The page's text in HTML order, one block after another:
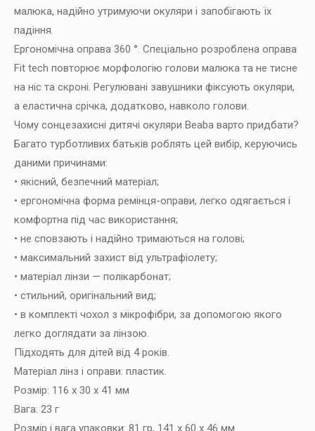
малюка, надійно утримуючи окуляри і запобігають їх
падіння.
Ергономічна оправа 360 °. Спеціально розроблена оправа
Fit tech повторює морфологію голови малюка та не тисне
на ніс та скроні. Регулювані завушники фіксують окуляри,
а еластична срічка, додатково, навколо голови.
Чому сонцезахисні дитячі окуляри Beaba варто придбати?
Багато турботливих батьків роблять цей вибір, керуючись
даними причинами:
• якісний, безпечний матеріал;
• ергономічна форма ремінця-оправи, легко одягається і
комфортна під час використання;
• не сповзають і надійно тримаються на голові;
• максимальний захист від ультрафіолету;
• матеріал лінзи — полікарбонат;
• стильний, оригінальний вид;
• в комплекті чохол з мікрофібри, за допомогою якого
легко доглядати за лінзою.
Підходять для дітей від 4 років.
Матеріал лінз і оправи: пластик.
Розмір: 116 х 30 х 41 мм
Вага: 23 г
Розмір і вага упаковки: 81 гр, 141 х 60 х 46 мм